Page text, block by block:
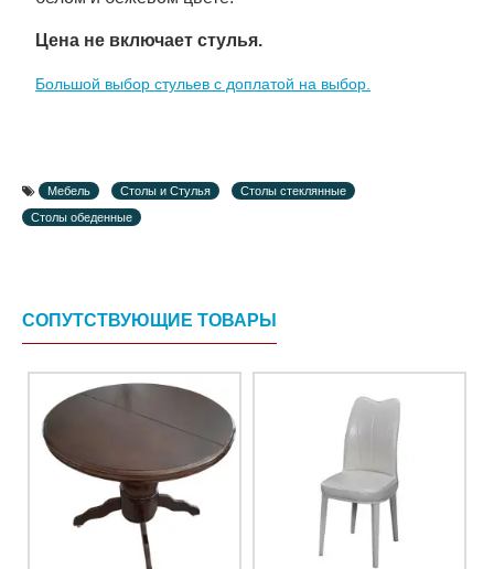
Цена не включает стулья.
Большой выбор стульев с доплатой на выбор.
Мебель Столы и Стулья
Столы стеклянные
Столы обеденные
СОПУТСТВУЮЩИЕ ТОВАРЫ